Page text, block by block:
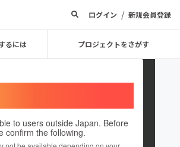
ログイン / 新規会員登録
るには プロジェクトをさがす
to users outside Japan. Before
confirm the following.
forestkitchen